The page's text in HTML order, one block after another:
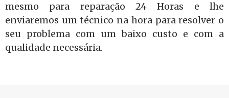
mesmo para reparação 24 Horas e lhe
enviaremos um técnico na hora para resolver o
seu problema com um baixo custo e com a
qualidade necessária.